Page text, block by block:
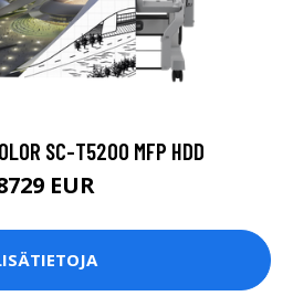
SC-T5200 MFP HDD
EUR